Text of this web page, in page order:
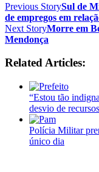
Previous StorySul de
de empregos em
Next StoryMorre em
Mendonça
Related Articles:
“Estou tão
desvio de recursos
Polícia Militar
único dia